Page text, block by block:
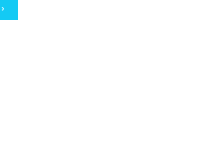
chevron_right